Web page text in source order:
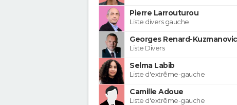
Pierre Larrouturou
Liste divers gauche
Georges Renard-Kuzmanovic
Liste Divers
Selma Labib
Liste d'extrême-gauche
Camille Adoue
Liste d'extrême-gauche